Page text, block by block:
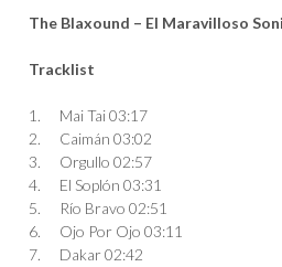
The Blaxound – El Maravilloso
Tracklist
1. Mai Tai03:17
2.
Caimán 03:02
3.
Orgullo 02:57
4.
El Soplón 03:31
5.
Río Bravo 02:51
6.
Ojo Por Ojo 03:11
7.
Dakar02:42